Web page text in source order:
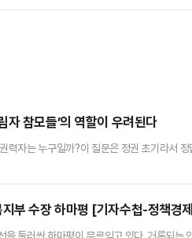
자 참모들’의 역할이 우려된다
력자는 누구일까?이 질문은 정권 초기라서
야 할 벼슬이다. 얼굴마담 정도라고 할 수도
부 수장 하마평 [기자수첩-정책경